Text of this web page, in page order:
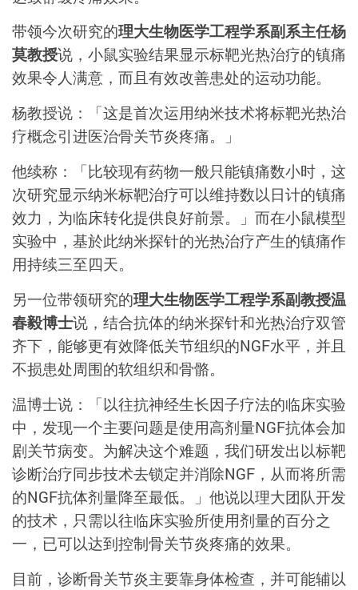
带领今次研究的理大生物医学工程学系副系主任杨
莫教授说，小鼠实验结果显示标靶光热治疗的镇痛
效果令人满意，而且有效改善患处的运动功能。
杨教授说：「这是首次运用纳米技术将标靶光热治
疗概念引进医治骨关节炎疼痛。」
他续称：「比较现有药物一般只能镇痛数小时，这
次研究显示纳米标靶治疗可以维持数以日计的镇痛
效力，为临床转化提供良好前景。」而在小鼠模型
实验中，基於此纳米探针的光热治疗产生的镇痛作
用持续三至四天。
另一位带领研究的理大生物医学工程学系副教授温
春毅博士说，结合抗体的纳米探针和光热治疗双管
齐下，能够更有效降低关节组织的NGF水平，并且
不损患处周围的软组织和骨骼。
温博士说：「以往抗神经生长因子疗法的临床实验
中，发现一个主要问题是使用高剂量NGF抗体会加
剧关节病变。为解决这个难题，我们研发出以标靶
诊断治疗同步技术去锁定并消除NGF，从而将所需
的NGF抗体剂量降至最低。」他说以理大团队开发
的技术，只需以往临床实验所使用剂量的百分之
一，已可以达到控制骨关节炎疼痛的效果。
目前，诊断骨关节炎主要靠身体检查，并可能辅以